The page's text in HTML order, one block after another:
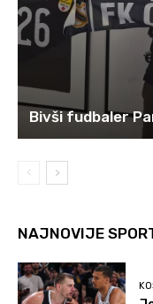
Bivši fudbaler
NAJNOVIJE